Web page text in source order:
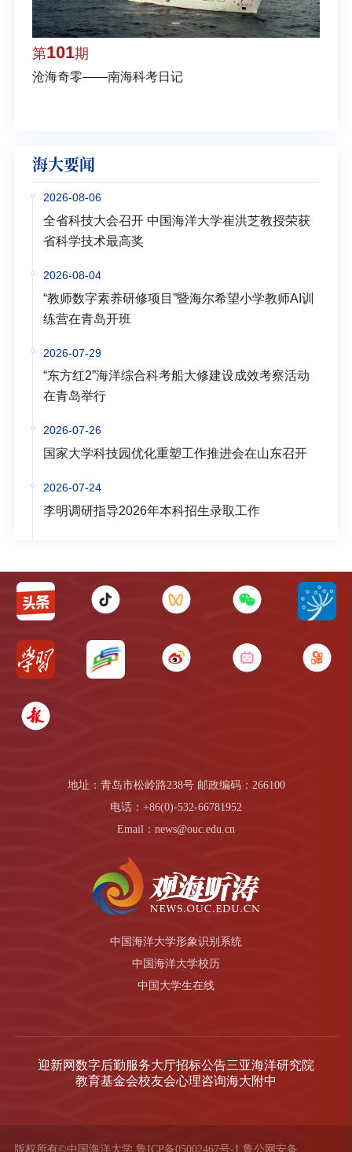
第101期
沧海奇零——南海科考日记
海大要闻
2026-08-06
全省科技大会召开 中国海洋大学崔洪芝教授荣获
省科学技术最高奖
2026-08-04
“教师数字素养研修项目”暨海尔希望小学教师AI训
练营在青岛开班
2026-07-29
“东方红2”海洋综合科考船大修建设成效考察活动
在青岛举行
2026-07-26
国家大学科技园优化重塑工作推进会在山东召开
2026-07-24
李明调研指导2026年本科招生录取工作
地址：青岛市松岭路238号 邮政编码：266100
电话：+86(0)-532-66781952
Email：news@ouc.edu.cn
中国海洋大学形象识别系统
中国海洋大学校历
中国大学生在线
迎新网数字后勤服务大厅招标公告三亚海洋研究院
教育基金会校友会心理咨询海大附中
版权所有©中国海洋大学 鲁ICP备05002467号-1 鲁公网安备